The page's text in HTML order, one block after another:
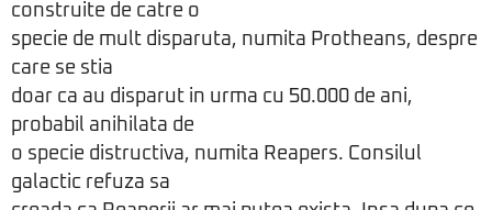
construite de catre o
specie de mult disparuta, numita Protheans, despre
care se stia
doar ca au disparut in urma cu 50.000 de ani,
probabil anihilata de
o specie distructiva, numita Reapers. Consilul
galactic refuza sa